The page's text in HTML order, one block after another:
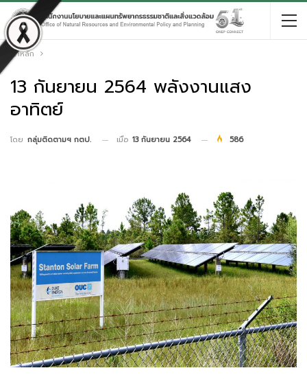
หน้าหลัก
13 กันยายน 2564 พลังงานแสง
อาทิตย์
โดย กลุ่มติดตามฯ กตป. เมื่อ 13 กันยายน 2564 586